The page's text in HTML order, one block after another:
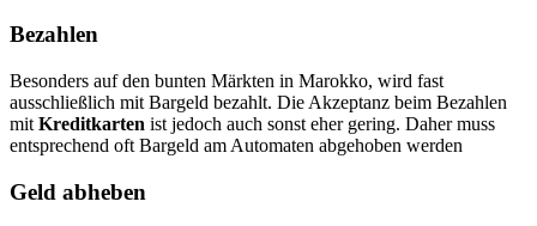
Bezahlen
Besonders auf den bunten Märkten in Marokko, wird fast
ausschließlich mit Bargeld bezahlt. Die Akzeptanz beim Bezahlen
mit Kreditkarten ist jedoch auch sonst eher gering. Daher muss
entsprechend oft Bargeld am Automaten abgehoben werden
Geld abheben